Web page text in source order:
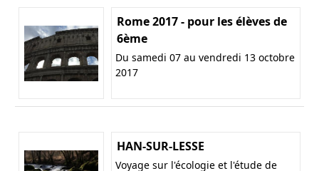
Rome 2017 - pour les élèves de
6ème
Du samedi 07 au vendredi 13 octobre
2017
HAN-SUR-LESSE
Voyage sur l'écologie et l'étude de